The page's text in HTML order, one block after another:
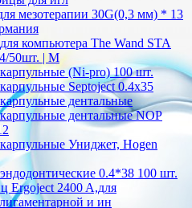
мезотерапии 30G(0,3 мм) * 13
компьютера The Wand STA
50шт. | M
(Ni-pro) 100 шт.
Septoject 0.4х35
дентальные
дентальные NOP
Униджет, Hogen
0.4*38 100 шт.
Ergoject 2400 A,для
и ин